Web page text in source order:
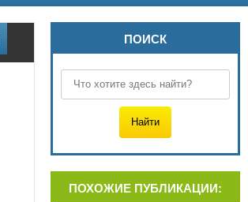
ПОИСК
ПОХОЖИЕ ПУБЛИКАЦИИ: